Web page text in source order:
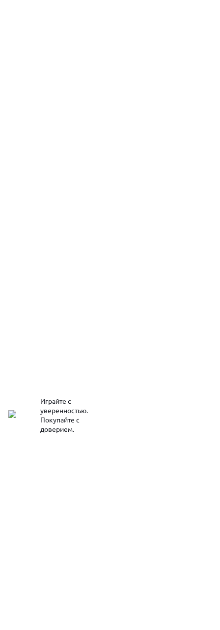
Играйте с
уверенностью.
Покупайте с
доверием.